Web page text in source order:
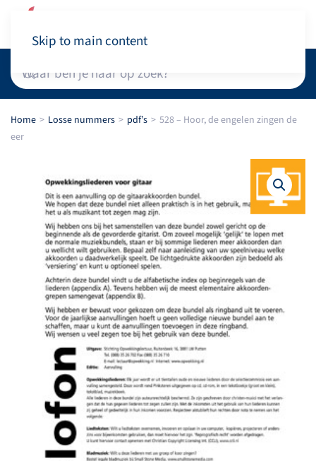
Skip to main content
Home Losse nummers pdf’s
528 – Hoor, de engelen zingen de
eer